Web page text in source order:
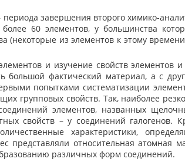
периода завершения второго химико-
60 элементов, у большинства
(некоторые из элементов к этому
и изучение свойств элементов
большой фактический материал, а с
попытками систематизации
групповых свойств. Так, наиболее
элементов, названных
свойств – у соединений галогенов.
характеристики,
представляли относительная атомная
различных форм соединений.